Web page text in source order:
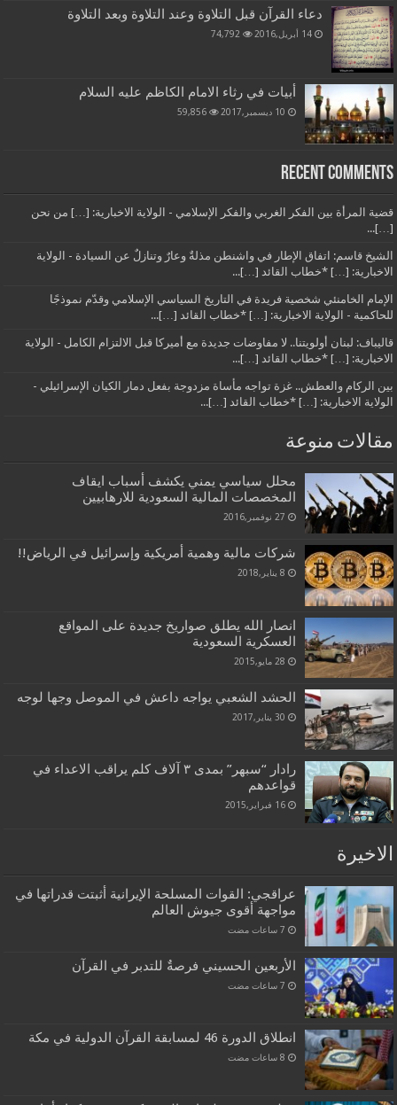
دعاء القرآن قبل التلاوة وعند التلاوة وبعد التلاوة
14 أبريل,2016 74,792
أبيات في رثاء الامام الكاظم عليه السلام
10 ديسمبر,2017 59,856
Recent Comments
قضية المرأة بين الفكر الغربي والفكر الإسلامي - الولاية الاخبارية: […] من نحن
[…]...
الشيخ قاسم: اتفاق الإطار في واشنطن مذلةٌ وعارٌ وتنازلٌ عن السيادة - الولاية
الاخبارية: […] *خطاب القائد […]...
الإمام الخامنئي شخصية فريدة في التاريخ السياسي الإسلامي وقدّم نموذجًا
للحاكمية - الولاية الاخبارية: […] *خطاب القائد […]...
قاليباف: لبنان أولويتنا.. لا مفاوضات جديدة مع أميركا قبل الالتزام الكامل - الولاية
الاخبارية: […] *خطاب القائد […]...
بين الركام والعطش.. غزة تواجه مأساة مزدوجة بفعل دمار الكيان الإسرائيلي -
الولاية الاخبارية: […] *خطاب القائد […]...
مقالات منوعة
محلل سياسي يمني يكشف أسباب ايقاف
المخصصات المالية السعودية للارهابيين
27 نوفمبر,2016
شركات مالية وهمية أمريكية وإسرائيل في الرياض!!
8 يناير,2018
انصار الله يطلق صواريخ جديدة على المواقع
العسكرية السعودية
28 مايو,2015
الحشد الشعبي يواجه داعش في الموصل وجها لوجه
30 يناير,2017
رادار “سبهر” بمدى ۳ آلاف كلم يراقب الاعداء في
قواعدهم
16 فبراير,2015
الاخيرة
عراقجي: القوات المسلحة الإيرانية أثبتت قدراتها في
مواجهة أقوى جيوش العالم
الأربعين الحسيني فرصةٌ للتدبر في القرآن
انطلاق الدورة 46 لمسابقة القرآن الدولية في مكة